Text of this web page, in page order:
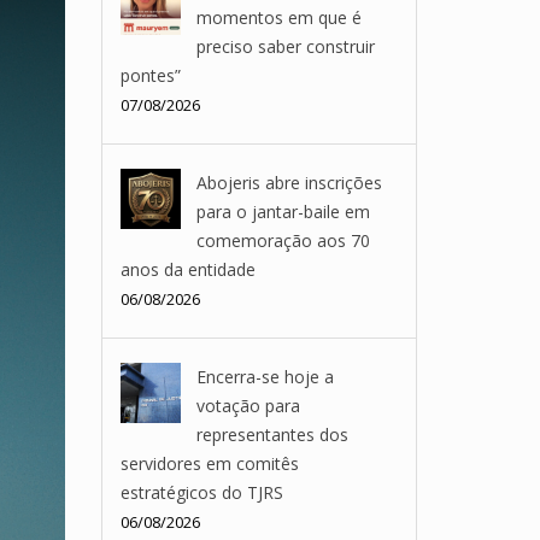
momentos em que é
preciso saber construir
pontes”
07/08/2026
Abojeris abre inscrições
para o jantar-baile em
comemoração aos 70
anos da entidade
06/08/2026
Encerra-se hoje a
votação para
representantes dos
servidores em comitês
estratégicos do TJRS
06/08/2026